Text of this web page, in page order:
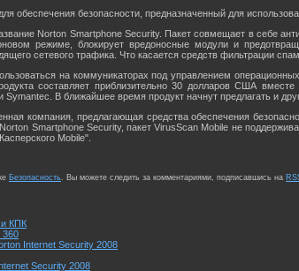
обеспечения безопасности, предназначенный для
Norton Smartphone Security. Пакет совмещает в себе
режиме, блокирует вредоносные модули и
сетевого трафика. Что касается средств фильтрации
на коммуникаторах под управлением
составляет приблизительно 30 долларов США
В ближайшее время продукт начнут предлагать и
компания, предлагающая средства обеспечения
Smartphone Security, пакет VirusScan Mobile не
Mobile".
Безопасность. Вы можете следить за комментариями, подписавшись на
КПК
360
Internet Security 2008
Security 2008